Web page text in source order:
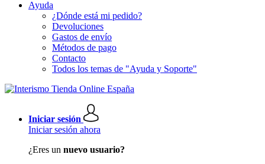
Ayuda
¿Dónde está mi pedido?
Devoluciones
Gastos de envío
Métodos de pago
Contacto
Todos los temas de "Ayuda y Soporte"
Iniciar sesión
Iniciar sesión ahora
¿Eres un nuevo usuario?